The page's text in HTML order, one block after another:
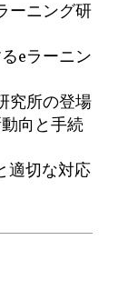
ーニング研
eラーニン
究所の登場
向と手続
適切な対応